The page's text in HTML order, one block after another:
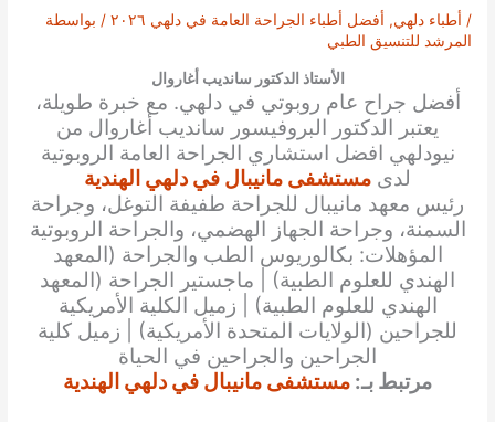
/ أطباء دلهي, أفضل أطباء الجراحة العامة في دلهي ٢٠٢٦
/ بواسطة
المرشد للتنسيق الطبي
الأستاذ الدكتور سانديب أغاروال
أفضل جراح عام روبوتي في دلهي. مع خبرة طويلة،
يعتبر الدكتور البروفيسور سانديب أغاروال من
نيودلهي افضل استشاري الجراحة العامة الروبوتية
لدى مستشفى مانيبال في دلهي الهندية
رئيس معهد مانيبال للجراحة طفيفة التوغل، وجراحة
السمنة، وجراحة الجهاز الهضمي، والجراحة الروبوتية
المؤهلات: بكالوريوس الطب والجراحة (المعهد
الهندي للعلوم الطبية) | ماجستير الجراحة (المعهد
الهندي للعلوم الطبية) | زميل الكلية الأمريكية
للجراحين (الولايات المتحدة الأمريكية) | زميل كلية
الجراحين والجراحين في الحياة
مرتبط بـ: مستشفى مانيبال في دلهي الهندية